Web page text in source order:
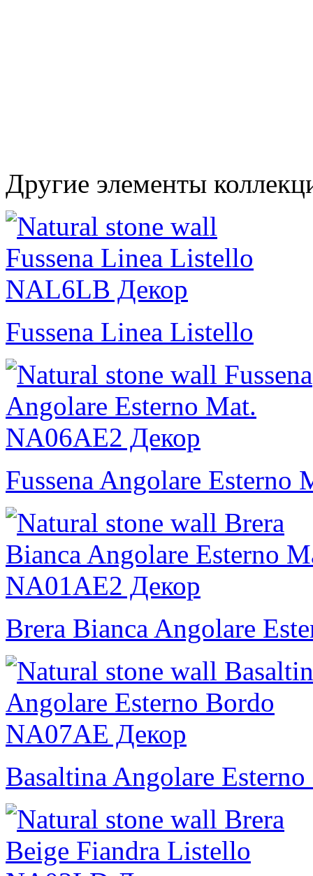
Другие элементы
Fussena Linea Listello
Fussena Angolare Esterno
Brera Bianca Angolare
Basaltina Angolare